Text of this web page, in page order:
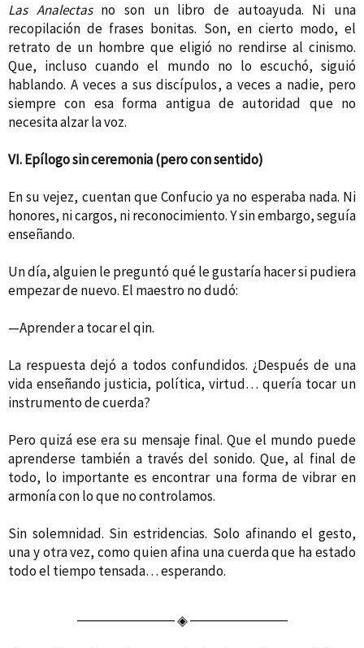
Las Analectas no son un libro de autoayuda. Ni una
recopilación de frases bonitas. Son, en cierto modo, el
retrato de un hombre que eligió no rendirse al cinismo.
Que, incluso cuando el mundo no lo escuchó, siguió
hablando. A veces a sus discípulos, a veces a nadie, pero
siempre con esa forma antigua de autoridad que no
necesita alzar la voz.
VI. Epílogo sin ceremonia (pero con sentido)
En su vejez, cuentan que Confucio ya no esperaba nada. Ni
honores, ni cargos, ni reconocimiento. Y sin embargo, seguía
enseñando.
Un día, alguien le preguntó qué le gustaría hacer si pudiera
empezar de nuevo. El maestro no dudó:
—Aprender a tocar el qin.
La respuesta dejó a todos confundidos. ¿Después de una
vida enseñando justicia, política, virtud… quería tocar un
instrumento de cuerda?
Pero quizá ese era su mensaje final. Que el mundo puede
aprenderse también a través del sonido. Que, al final de
todo, lo importante es encontrar una forma de vibrar en
armonía con lo que no controlamos.
Sin solemnidad. Sin estridencias. Solo afinando el gesto,
una y otra vez, como quien afina una cuerda que ha estado
todo el tiempo tensada… esperando.
────────── ◈ ──────────